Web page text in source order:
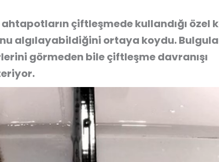
çiftleşmede kullandığı özel
algılayabildiğini ortaya koydu.
görmeden bile çiftleşme davranışı